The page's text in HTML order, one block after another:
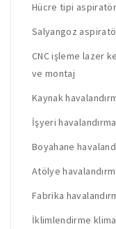
Hücre tipi aspiratör
Salyangoz
CNC işleme lazer
ve montaj
Kaynak
İşyeri
Boyahane
Atölye
Fabrika
İklimlendirme